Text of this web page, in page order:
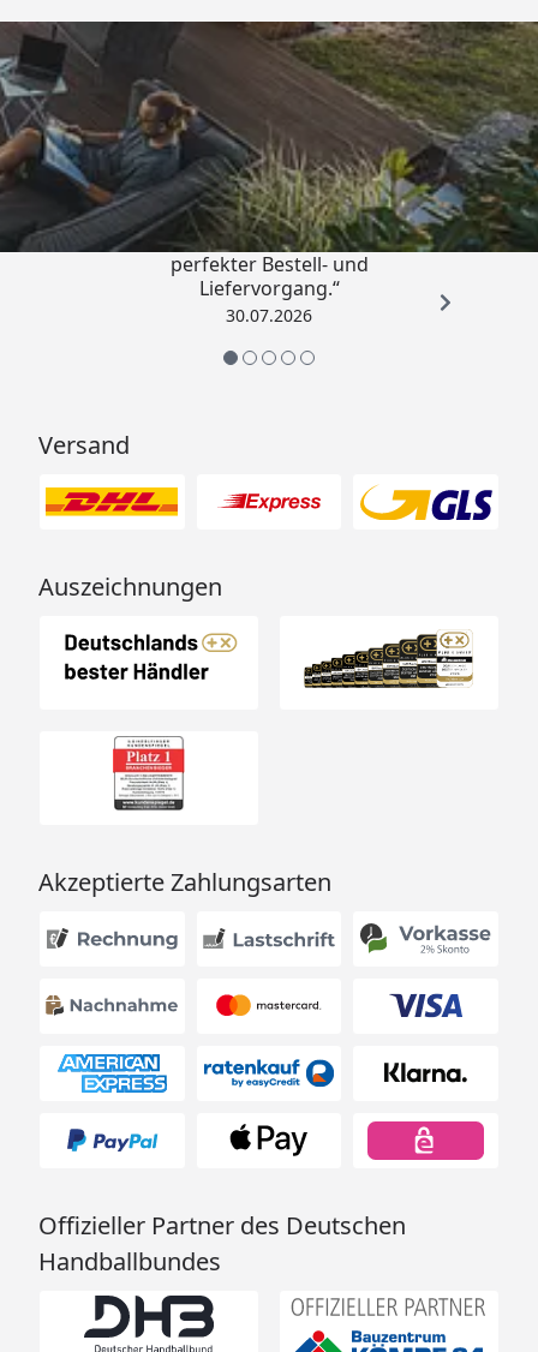
Trusted Shops
4,76/ 5
„Qualitativ sehr gute Ware und ein
perfekter Bestell- und
Liefervorgang.“
30.07.2026
Versand
Auszeichnungen
Akzeptierte Zahlungsarten
Offizieller Partner des Deutschen
Handballbundes